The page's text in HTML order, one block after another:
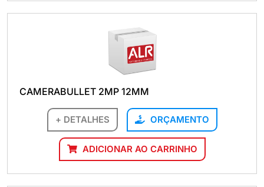
CAMERABULLET 2MP 12MM
+ DETALHES ORÇAMENTO
ADICIONAR AO CARRINHO